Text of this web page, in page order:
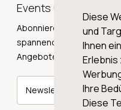
Diese
und
Ihnen
Erlebnis
Ihre
Diese
Events und
Abonnieren Sie unseren
spannende
Angebote direkt in Ihre
Newsletter abonnieren